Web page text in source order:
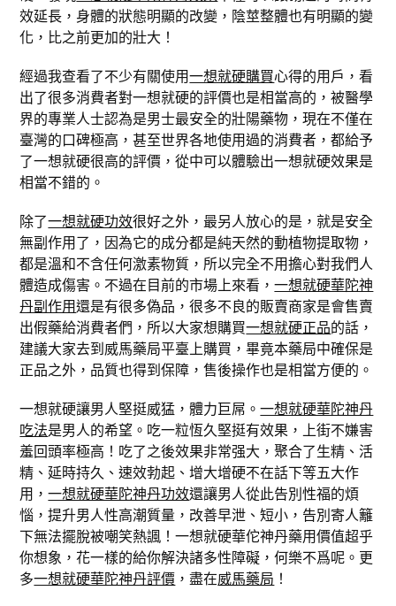
效延長，身體的狀態明顯的改變，陰莖整體也有明顯的變
化，比之前更加的壯大！
經過我查看了不少有關使用一想就硬購買心得的用戶，看
出了很多消費者對一想就硬的評價也是相當高的，被醫學
界的專業人士認為是男士最安全的壯陽藥物，現在不僅在
臺灣的口碑極高，甚至世界各地使用過的消費者，都給予
了一想就硬很高的評價，從中可以體驗出一想就硬效果是
相當不錯的。
除了一想就硬功效很好之外，最另人放心的是，就是安全
無副作用了，因為它的成分都是純天然的動植物提取物，
都是溫和不含任何激素物質，所以完全不用擔心對我們人
體造成傷害。不過在目前的市場上來看，一想就硬華陀神
丹副作用還是有很多偽品，很多不良的販賣商家是會售賣
出假藥給消費者們，所以大家想購買一想就硬正品的話，
建議大家去到威馬藥局平臺上購買，畢竟本藥局中確保是
正品之外，品質也得到保障，售後操作也是相當方便的。
一想就硬讓男人堅挺威猛，體力巨屌。一想就硬華陀神丹
吃法是男人的希望。吃一粒恆久堅挺有效果，上街不嫌害
羞回頭率極高！吃了之後效果非常强大，聚合了生精、活
精、延時持久、速效勃起、增大增硬不在話下等五大作
用，一想就硬華陀神丹功效還讓男人從此告別性福的煩
惱，提升男人性高潮質量，改善早泄、短小，告別寄人籬
下無法擺脫被嘲笑熱諷！一想就硬華佗神丹藥用價值超乎
你想象，花一樣的給你解決諸多性障礙，何樂不爲呢。更
多一想就硬華陀神丹評價 ，盡在威馬藥局 ！